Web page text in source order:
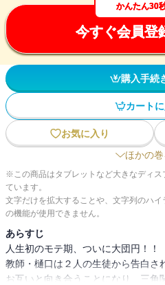
かんたん30
今すぐ会員登
購入手続
カート
お気に入り
ほかの
※この商品はタブレットなど大きなディス
ています。
文字だけを拡大することや、文字列のハ
の機能が使用できません。
あらすじ
人生初のモテ期、ついに大団円！
教師・樋口は２人の生徒から告白さ
お互いと向き合うことになり、三